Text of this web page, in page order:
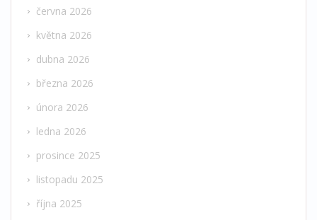
června 2026
května 2026
dubna 2026
března 2026
února 2026
ledna 2026
prosince 2025
listopadu 2025
října 2025